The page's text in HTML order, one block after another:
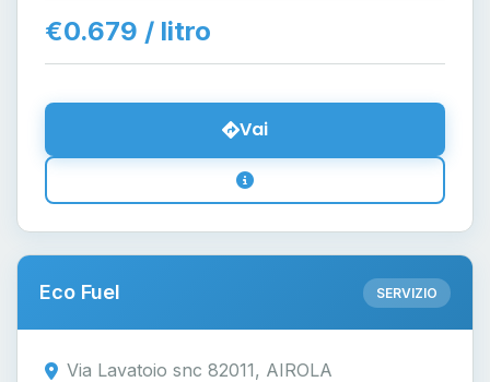
€0.679 / litro
Vai
Eco Fuel SERVIZIO
Via Lavatoio snc 82011, AIROLA